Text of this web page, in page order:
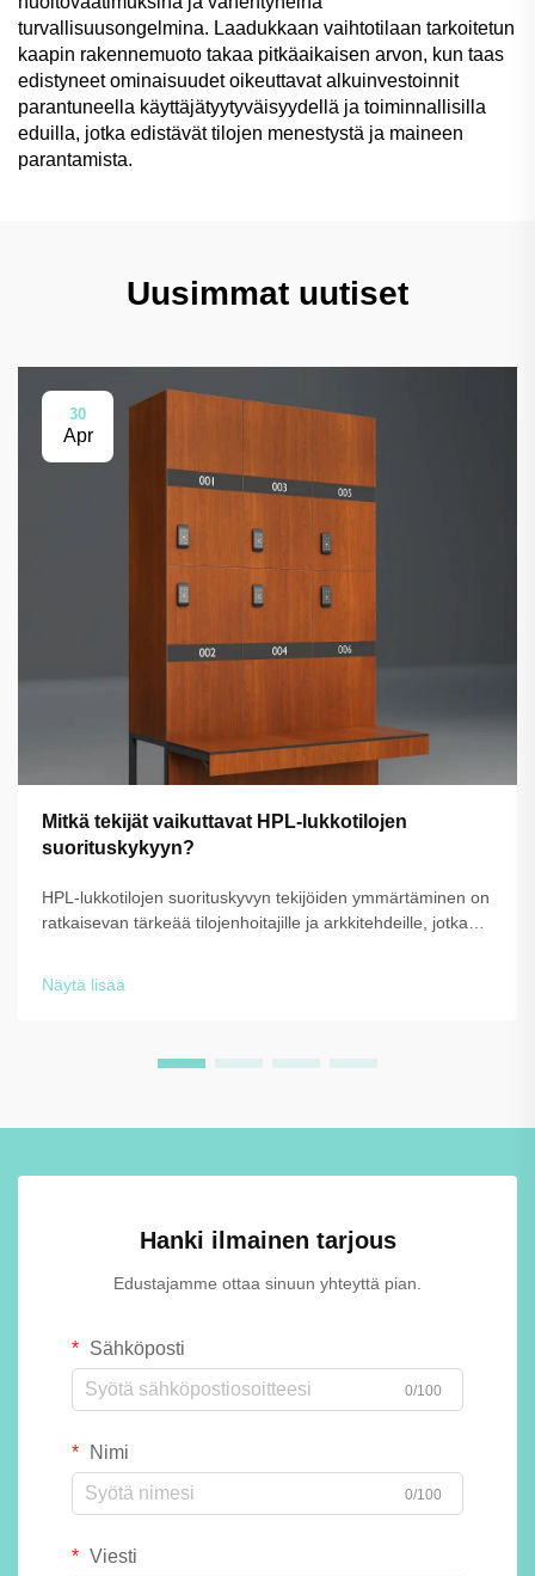
turvallisuusongelmina. Laadukkaan vaihtotilaan tarkoitetun
kaapin rakennemuoto takaa pitkäaikaisen arvon, kun taas
edistyneet ominaisuudet oikeuttavat alkuinvestoinnit
parantuneella käyttäjätyytyväisyydellä ja toiminnallisilla
eduilla, jotka edistävät tilojen menestystä ja maineen
parantamista.
Uusimmat uutiset
30
Apr
Mitkä tekijät vaikuttavat HPL-lukkotilojen
suorituskykyyn?
HPL-lukkotilojen suorituskyvyn tekijöiden ymmärtäminen on
ratkaisevan tärkeää tilojenhoitajille ja arkkitehdeille, jotka
vastustuskyvyn kosteudelle, iskuille ja päivittäiselle
Näytä lisää
Hanki ilmainen tarjous
Edustajamme ottaa sinuun yhteyttä pian.
Sähköposti
0/100
Nimi
0/100
Viesti